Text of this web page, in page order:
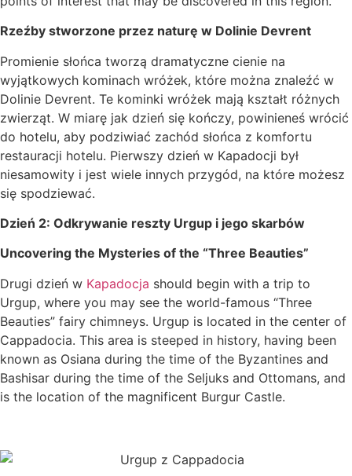
Rzeźby stworzone przez naturę w Dolinie Devrent
Promienie słońca tworzą dramatyczne cienie na
wyjątkowych kominach wróżek, które można znaleźć w
Dolinie Devrent. Te kominki wróżek mają kształt różnych
zwierząt. W miarę jak dzień się kończy, powinieneś wrócić
do hotelu, aby podziwiać zachód słońca z komfortu
restauracji hotelu. Pierwszy dzień w Kapadocji był
niesamowity i jest wiele innych przygód, na które możesz
się spodziewać.
Dzień 2: Odkrywanie reszty Urgup i jego skarbów
Uncovering the Mysteries of the “Three Beauties”
Drugi dzień w Kapadocja should begin with a trip to
Urgup, where you may see the world-famous “Three
Beauties” fairy chimneys. Urgup is located in the center of
Cappadocia. This area is steeped in history, having been
known as Osiana during the time of the Byzantines and
Bashisar during the time of the Seljuks and Ottomans, and
is the location of the magnificent Burgur Castle.